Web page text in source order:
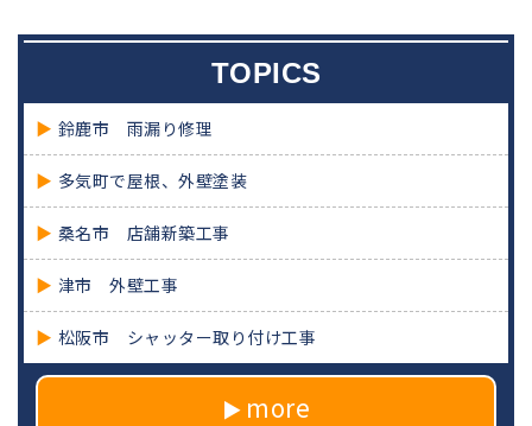
TOPICS
鈴鹿市 雨漏り修理
多気町で屋根、外壁塗装
桑名市 店舗新築工事
津市 外壁工事
松阪市 シャッター取り付け工事
more